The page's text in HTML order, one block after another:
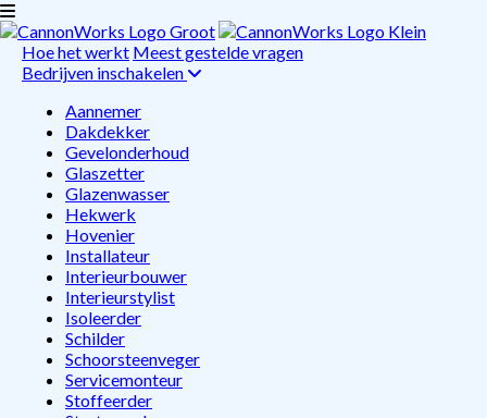
Hoe het werkt Meest gestelde vragen
Bedrijven inschakelen
Aannemer
Dakdekker
Gevelonderhoud
Glaszetter
Glazenwasser
Hekwerk
Hovenier
Installateur
Interieurbouwer
Interieurstylist
Isoleerder
Schilder
Schoorsteenveger
Servicemonteur
Stoffeerder